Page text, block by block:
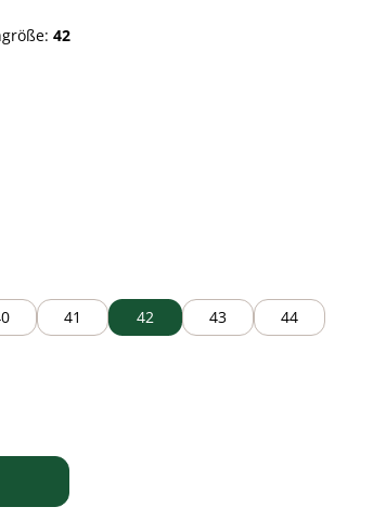
42
41 42 43
44
Wert ein oder